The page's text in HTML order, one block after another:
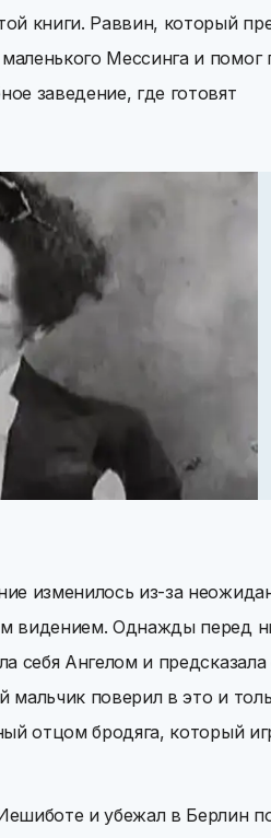
книги. Раввин, который
Мессинга и помог
заведение, где готовят
изменилось из-за
видением. Однажды перед
себя Ангелом и
мальчик поверил в это и
отцом бродяга, который
и убежал в Берлин